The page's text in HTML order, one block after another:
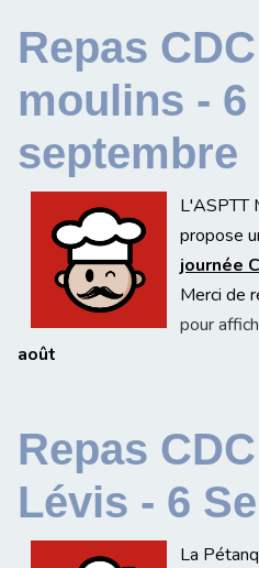
Repas
moulins - 6
septembre
L'ASPTT
propose
journée
Merci de
pour
août
Repas
Lévis - 6
La